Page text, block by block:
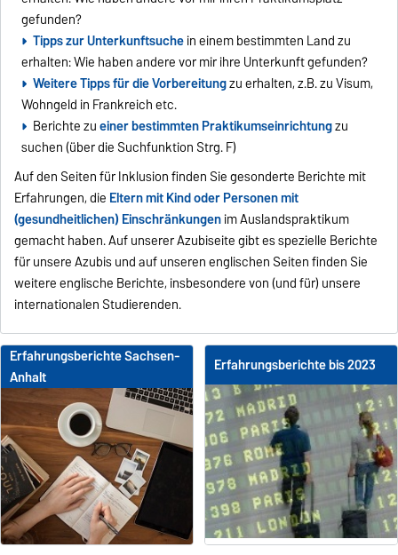
gefunden?
Tipps zur Unterkunftsuchein einem bestimmten Land zu
erhalten: Wie haben andere vor mir ihre Unterkunft gefunden?
Weitere Tipps für die Vorbereitungzu erhalten, z.B. zu Visum,
Wohngeld in Frankreich etc.
Berichte zueiner bestimmten Praktikumseinrichtungzu
suchen (über die Suchfunktion Strg. F)
Auf den Seiten für Inklusion finden Sie gesonderte Berichte mit
Erfahrungen, die Eltern mit Kind oder Personen mit
(gesundheitlichen) Einschränkungenim Auslandspraktikum
gemacht haben. Auf unserer Azubiseite gibt es spezielle Berichte
für unsere Azubis und auf unseren englischen Seiten finden Sie
weitere englische Berichte, insbesondere von (und für) unsere
internationalen Studierenden.
Erfahrungsberichte Sachsen-
Anhalt
Erfahrungsberichte bis 2023